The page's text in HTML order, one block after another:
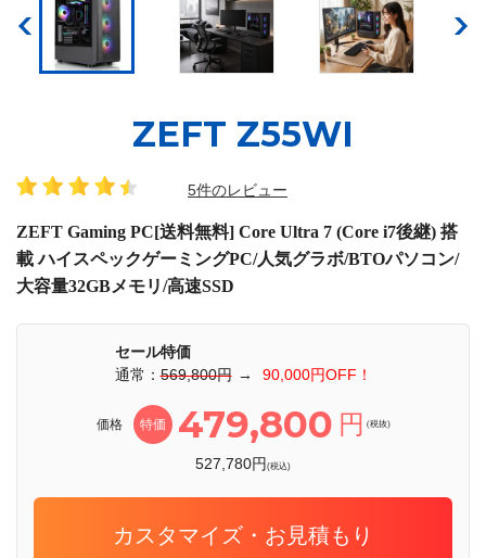
ZEFT Z55WI
5件のレビュー
ZEFT Gaming PC[送料無料] Core Ultra 7 (Core i7後継) 搭
載 ハイスペックゲーミングPC/人気グラボ/BTOパソコン/
大容量32GBメモリ/高速SSD
セール特価
通常：569,800円 → 90,000円OFF！
価格 特価 479,800 円 (税抜)
527,780円(税込)
カスタマイズ・お見積もり